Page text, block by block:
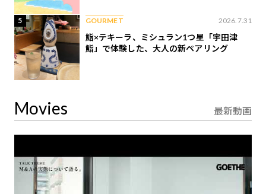
5 GOURMET 2026.7.31
鮨×テキーラ、ミシュラン1つ星「宇田津
鮨」で体験した、大人の新ペアリング
Movies 最新動画